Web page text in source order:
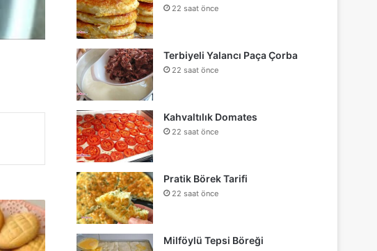
22 saat önce
Terbiyeli Yalancı Paça Çorba
22 saat önce
Kahvaltılık Domates
22 saat önce
Pratik Börek Tarifi
22 saat önce
Milföylü Tepsi Böreği